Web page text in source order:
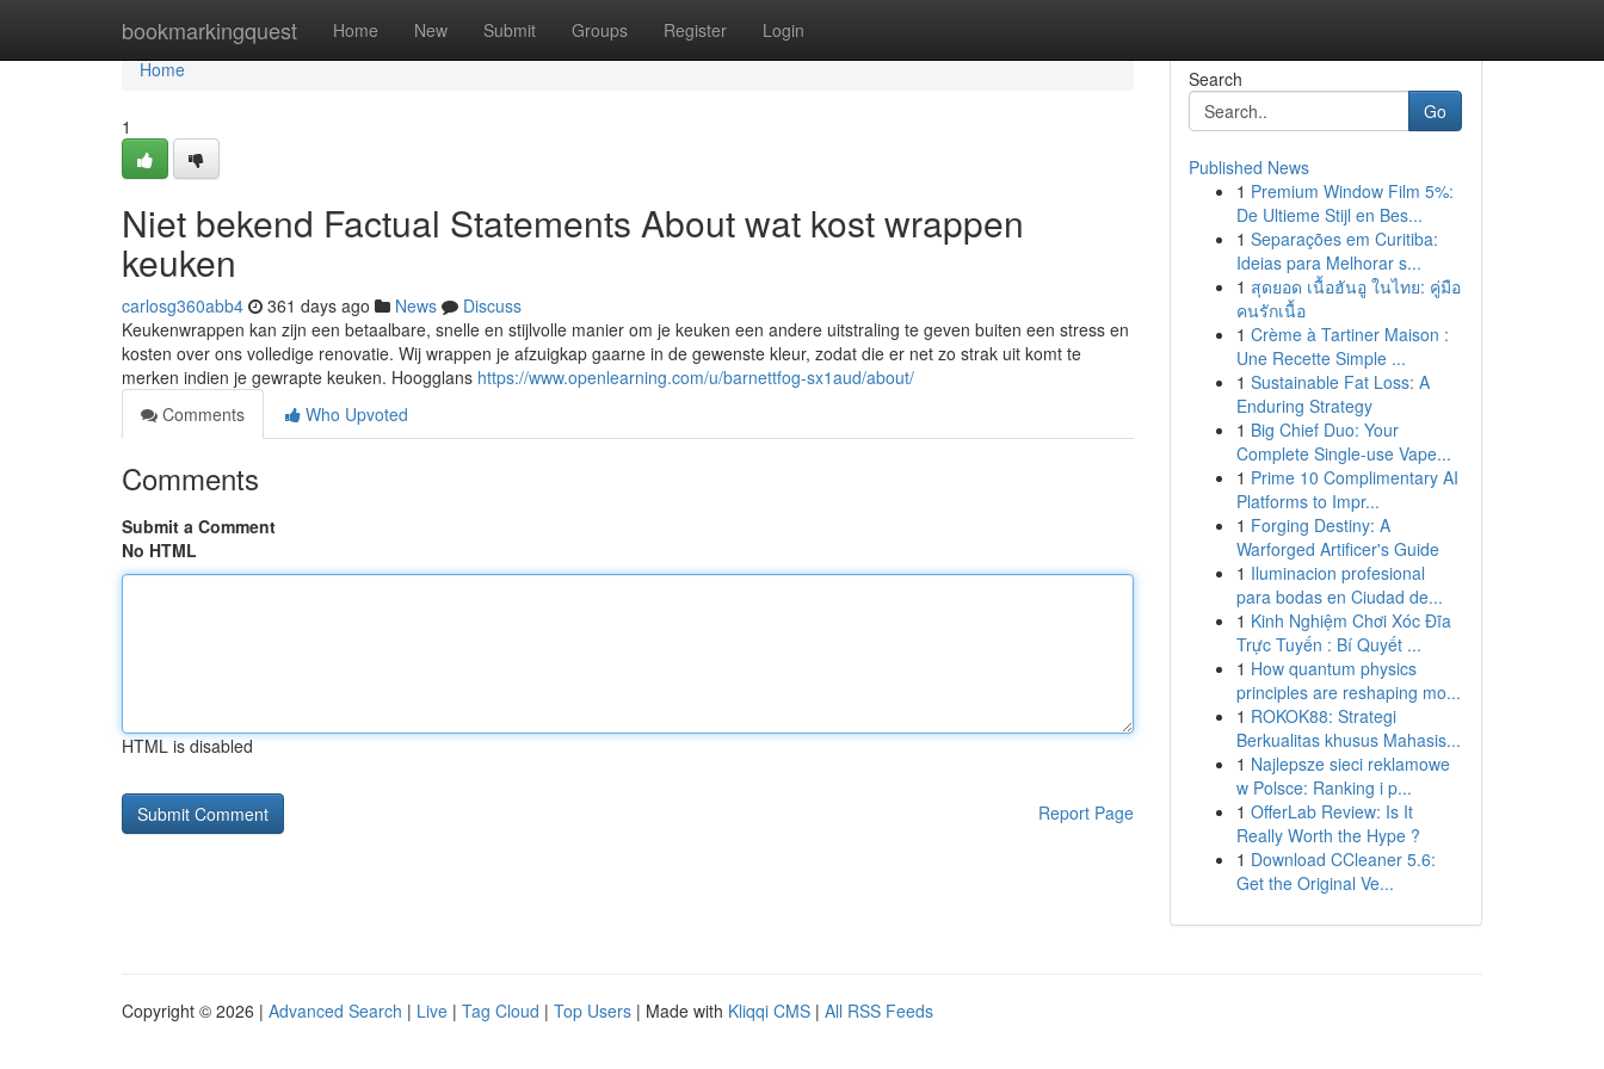
bookmarkingquest Home New Submit Groups Register Login
Home
Home
1
Niet bekend Factual Statements About wat kost wrappen
keuken
carlosg360abb4 361 days ago News
Discuss
Keukenwrappen kan zijn een betaalbare, snelle en stijlvolle manier om je keuken een andere uitstraling te geven buiten een stress en
kosten over ons volledige renovatie. Wij wrappen je afzuigkap gaarne in de gewenste kleur, zodat die er net zo strak uit komt te
merken indien je gewrapte keuken. Hoogglans https://www.openlearning.com/u/barnettfog-sx1aud/about/
Comments
Who Upvoted
Comments
Submit a Comment
No HTML
HTML is disabled
Report Page
Search
Go
Published News
1 Premium Window Film 5%:
De Ultieme Stijl en Bes...
1 Separações em Curitiba:
Ideias para Melhorar s...
1 สุดยอด เนื้อฮันอู ในไทย: คู่มือ
คนรักเนื้อ
1 Crème à Tartiner Maison :
Une Recette Simple ...
1 Sustainable Fat Loss: A
Enduring Strategy
1 Big Chief Duo: Your
Complete Single-use Vape...
1 Prime 10 Complimentary AI
Platforms to Impr...
1 Forging Destiny: A
Warforged Artificer's Guide
1 Iluminacion profesional
para bodas en Ciudad de...
1 Kinh Nghiệm Chơi Xóc Đĩa
Trực Tuyến : Bí Quyết ...
1 How quantum physics
principles are reshaping mo...
1 ROKOK88: Strategi
Berkualitas khusus Mahasis...
1 Najlepsze sieci reklamowe
w Polsce: Ranking i p...
1 OfferLab Review: Is It
Really Worth the Hype ?
1 Download CCleaner 5.6:
Get the Original Ve...
Copyright © 2026 | Advanced Search | Live | Tag Cloud | Top Users | Made with Kliqqi CMS | All RSS Feeds